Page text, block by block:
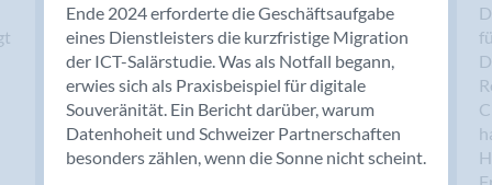
Bendern
Benken (SG)
Bergdietikon
Berlin
Bern
Bern - Liebefeld
Ende 2024 erforderte die Geschäftsaufgabe
eines Dienstleisters die kurzfristige Migration
der ICT-Salärstudie. Was als Notfall begann,
erwies sich als Praxisbeispiel für digitale
Souveränität. Ein Bericht darüber, warum
Datenhoheit und Schweizer Partnerschaften
besonders zählen, wenn die Sonne nicht scheint.